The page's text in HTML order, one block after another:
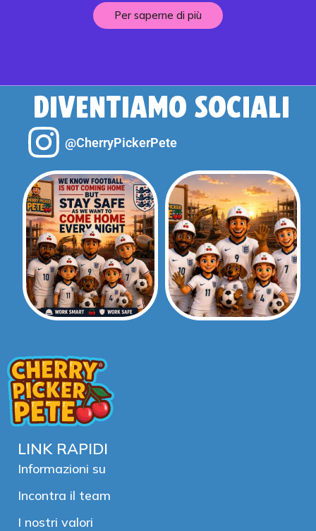
Per saperne di più
DIVENTIAMO SOCIALI
@CherryPickerPete
LINK RAPIDI
Informazioni su
Incontra il team
I nostri valori